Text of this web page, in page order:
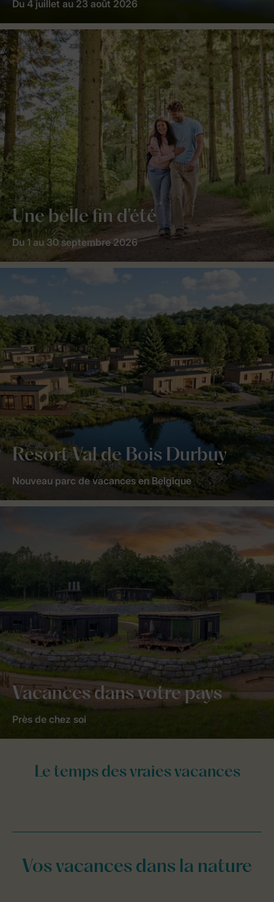
Du 4 juillet au 23 août 2026
Une belle fin d'été
Du 1 au 30 septembre 2026
Resort Val de Bois Durbuy
Nouveau parc de vacances en Belgique
Vacances dans votre pays
Près de chez soi
Vos vacances dans la nature